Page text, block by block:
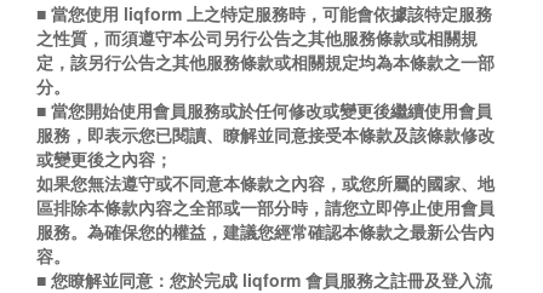
■ 當您使用 liqform 上之特定服務時，可能會依據該特定服務
之性質，而須遵守本公司另行公告之其他服務條款或相關規
定，該另行公告之其他服務條款或相關規定均為本條款之一部
分。
■ 當您開始使用會員服務或於任何修改或變更後繼續使用會員
服務，即表示您已閱讀、瞭解並同意接受本條款及該條款修改
或變更後之內容；
如果您無法遵守或不同意本條款之內容，或您所屬的國家、地
區排除本條款內容之全部或一部分時，請您立即停止使用會員
服務。為確保您的權益，建議您經常確認本條款之最新公告內
容。
■ 您瞭解並同意：您於完成 liqform 會員服務之註冊及登入流